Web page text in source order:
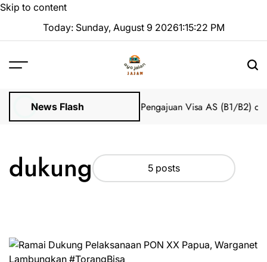
Skip to content
Today: Sunday, August 9 20261:15:22 PM
News Flash
2025 Tanpa Stres Bantuan Pengajuan Visa AS (B1/B2)
dukung 5 posts